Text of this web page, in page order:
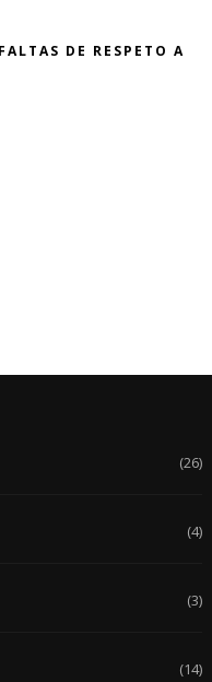
DE RESPETO A
(26)
(4)
(3)
(14)